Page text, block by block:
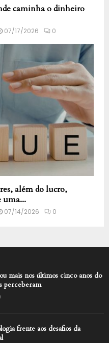
caminha o dinheiro
07/17/2026 0
além do lucro,
uma...
07/14/2026 0
mais nos últimos cinco anos do
perceberam
frente aos desafios da